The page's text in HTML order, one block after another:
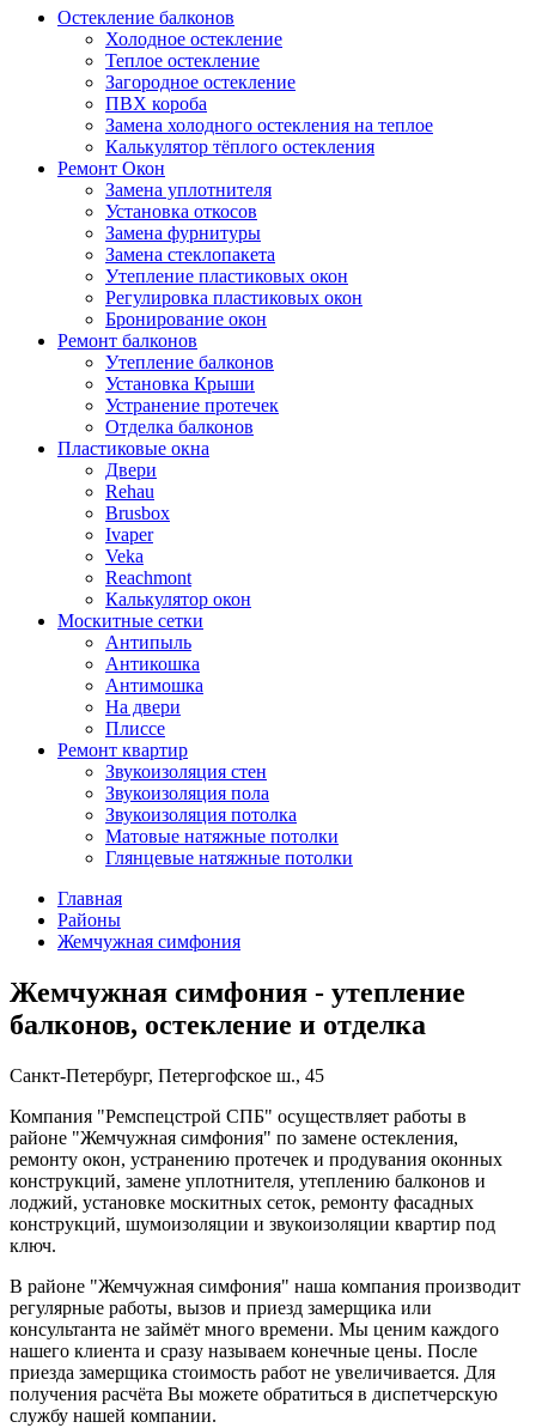
Остекление балконов
Холодное остекление
Теплое остекление
Загородное остекление
ПВХ короба
Замена холодного остекления на теплое
Калькулятор тёплого остекления
Ремонт Окон
Замена уплотнителя
Установка откосов
Замена фурнитуры
Замена стеклопакета
Утепление пластиковых окон
Регулировка пластиковых окон
Бронирование окон
Ремонт балконов
Утепление балконов
Установка Крыши
Устранение протечек
Отделка балконов
Пластиковые окна
Двери
Rehau
Brusbox
Ivaper
Veka
Reachmont
Калькулятор окон
Москитные сетки
Антипыль
Антикошка
Антимошка
На двери
Плиссе
Ремонт квартир
Звукоизоляция стен
Звукоизоляция пола
Звукоизоляция потолка
Матовые натяжные потолки
Глянцевые натяжные потолки
Главная
Районы
Жемчужная симфония
Жемчужная симфония - утепление
балконов, остекление и отделка
Санкт-Петербург, Петергофское ш., 45
Компания "Ремспецстрой СПБ" осуществляет работы в
районе "Жемчужная симфония" по замене остекления,
ремонту окон, устранению протечек и продувания оконных
конструкций, замене уплотнителя, утеплению балконов и
лоджий, установке москитных сеток, ремонту фасадных
конструкций, шумоизоляции и звукоизоляции квартир под
ключ.
В районе "Жемчужная симфония" наша компания производит
регулярные работы, вызов и приезд замерщика или
консультанта не займёт много времени. Мы ценим каждого
нашего клиента и сразу называем конечные цены. После
приезда замерщика стоимость работ не увеличивается. Для
получения расчёта Вы можете обратиться в диспетчерскую
службу нашей компании.